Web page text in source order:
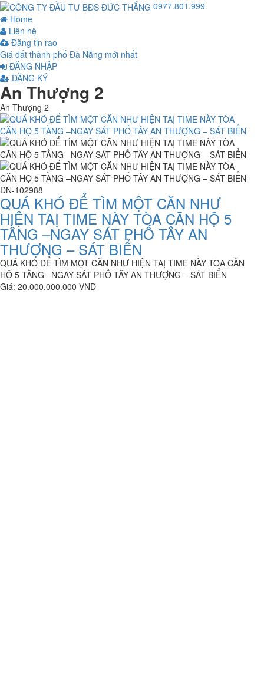
0977.801.999
Home
Liên hệ
Đăng tin rao
Giá đất thành phố Đà Nẵng mới nhất
ĐĂNG NHẬP
ĐĂNG KÝ
An Thượng 2
An Thượng 2
DN-102988
QUÁ KHÓ ĐỂ TÌM MỘT CĂN NHƯ
HIỆN TAỊ TIME NÀY TÒA CĂN HỘ 5
TẦNG –NGAY SÁT PHỐ TÂY AN
THƯỢNG – SÁT BIỂN
QUÁ KHÓ ĐỂ TÌM MỘT CĂN NHƯ HIỆN TAỊ TIME NÀY TÒA CĂN
HỘ 5 TẦNG –NGAY SÁT PHỐ TÂY AN THƯỢNG – SÁT BIỂN
Giá: 20.000.000.000 VND